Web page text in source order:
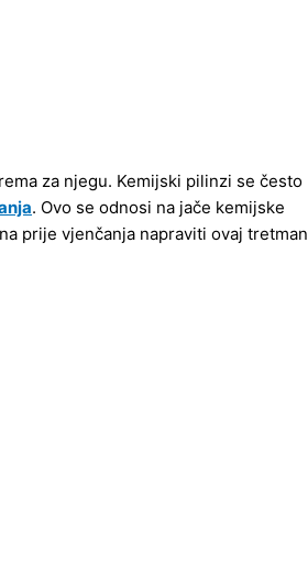
za njegu. Kemijski pilinzi se često
. Ovo se odnosi na jače kemijske
prije vjenčanja napraviti ovaj tretman